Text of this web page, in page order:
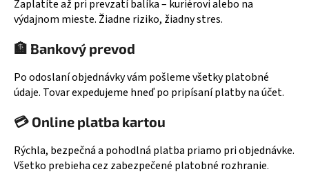
Zaplatíte až pri prevzatí balíka – kuriérovi alebo na
výdajnom mieste. Žiadne riziko, žiadny stres.
🏦 Bankový prevod
Po odoslaní objednávky vám pošleme všetky platobné
údaje. Tovar expedujeme hneď po pripísaní platby na účet.
💳 Online platba kartou
Rýchla, bezpečná a pohodlná platba priamo pri objednávke.
Všetko prebieha cez zabezpečené platobné rozhranie.